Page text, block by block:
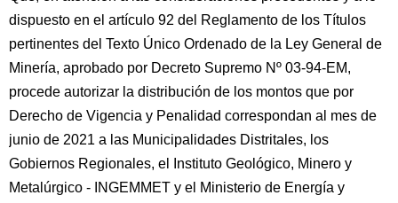
dispuesto en el artículo 92 del Reglamento de los Títulos
pertinentes del Texto Único Ordenado de la Ley General de
Minería, aprobado por Decreto Supremo Nº 03-94-EM,
procede autorizar la distribución de los montos que por
Derecho de Vigencia y Penalidad correspondan al mes de
junio de 2021 a las Municipalidades Distritales, los
Gobiernos Regionales, el Instituto Geológico, Minero y
Metalúrgico - INGEMMET y el Ministerio de Energía y